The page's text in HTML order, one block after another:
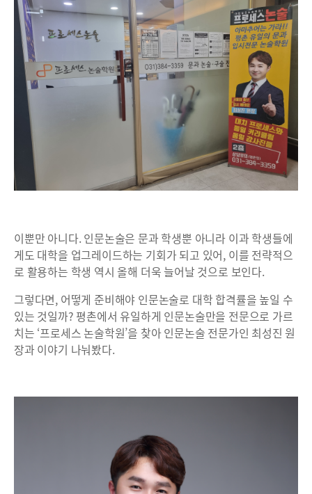
이뿐만 아니다. 인문논술은 문과 학생뿐 아니라 이과 학생들에
게도 대학을 업그레이드하는 기회가 되고 있어, 이를 전략적으
로 활용하는 학생 역시 올해 더욱 늘어날 것으로 보인다.
그렇다면, 어떻게 준비해야 인문논술로 대학 합격률을 높일 수
있는 것일까? 평촌에서 유일하게 인문논술만을 전문으로 가르
치는 ‘프로세스 논술학원’을 찾아 인문논술 전문가인 최성진 원
장과 이야기 나눠봤다.